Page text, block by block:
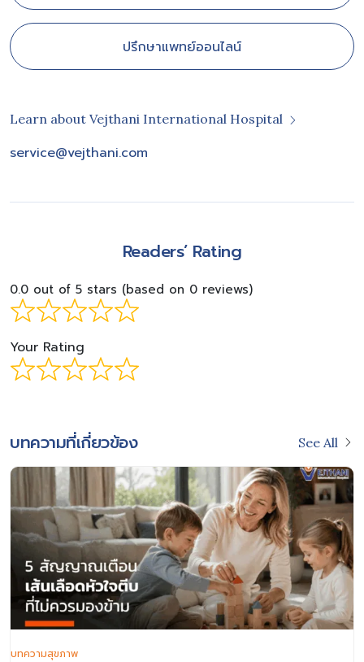
ปรึกษาแพทย์ออนไลน์
Learn about Vejthani International Hospital
service@vejthani.com
Readers’ Rating
0.0 out of 5 stars (based on 0 reviews)
Your Rating
บทความที่เกี่ยวข้อง See All
บทความสุขภาพ